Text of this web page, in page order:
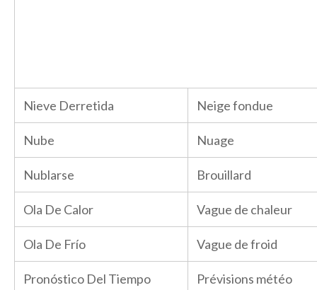
Nieve Derretida Neige fondue
Nube Nuage
Nublarse Brouillard
Ola De Calor Vague de chaleur
Ola De Frío Vague de froid
Pronóstico Del Tiempo Prévisions météo